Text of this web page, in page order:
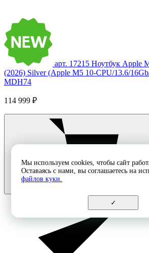
арт. 17215 Ноутбук Apple
(2026) Silver (Apple M5 10-CPU/13.6/
MDH74
114 999 ₽
Мы используем cookies, чтобы сайт
Оставаясь с нами, вы соглашаетесь на
файлов куки.
✓